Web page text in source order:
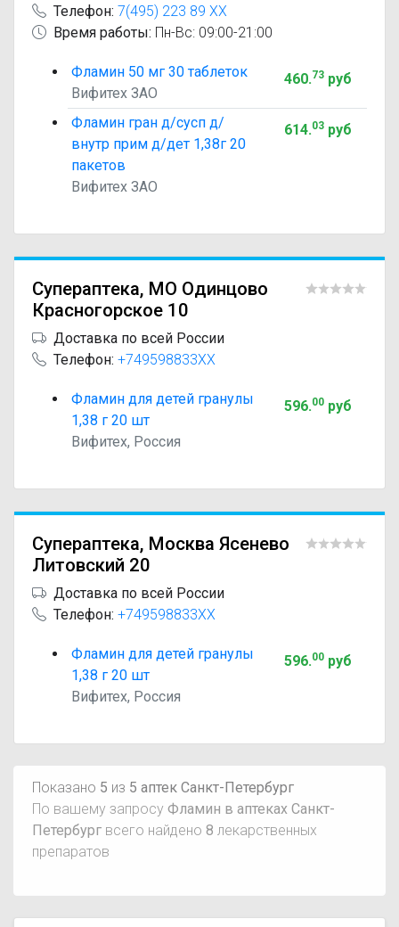
Телефон: 7(495) 223 89 XX
Время работы: Пн-Вс: 09:00-21:00
Фламин 50 мг 30 таблеток
Вифитех ЗАО
460.73руб
Фламин гран д/сусп д/
внутр прим д/дет 1,38г 20
пакетов
Вифитех ЗАО
614.03руб
Супераптека, МО Одинцово
Красногорское 10
Доставка по всей России
Телефон: +749598833XX
Фламин для детей гранулы
1,38 г 20 шт
Вифитех, Россия
596.00руб
Супераптека, Москва Ясенево
Литовский 20
Доставка по всей России
Телефон: +749598833XX
Фламин для детей гранулы
1,38 г 20 шт
Вифитех, Россия
596.00руб
Показано 5 из 5 аптек Санкт-Петербург
По вашему запросу Фламин в аптеках Санкт-
Петербург всего найдено 8 лекарственных
препаратов